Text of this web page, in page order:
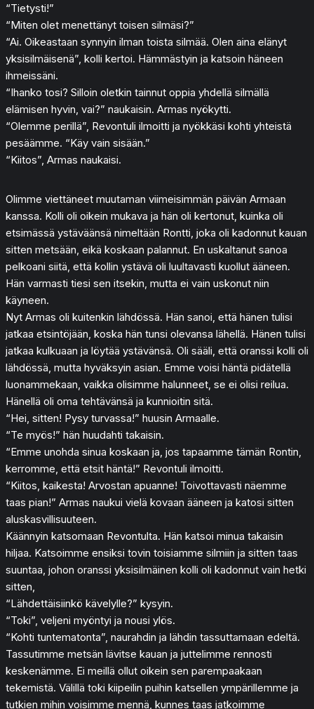
“Tietysti!”
“Miten olet menettänyt toisen silmäsi?”
“Ai. Oikeastaan synnyin ilman toista silmää. Olen aina elänyt
yksisilmäisenä”, kolli kertoi. Hämmästyin ja katsoin häneen
ihmeissäni.
“Ihanko tosi? Silloin oletkin tainnut oppia yhdellä silmällä
elämisen hyvin, vai?” naukaisin. Armas nyökytti.
“Olemme perillä”, Revontuli ilmoitti ja nyökkäsi kohti yhteistä
pesäämme. “Käy vain sisään.”
“Kiitos”, Armas naukaisi.
Olimme viettäneet muutaman viimeisimmän päivän Armaan
kanssa. Kolli oli oikein mukava ja hän oli kertonut, kuinka oli
etsimässä ystäväänsä nimeltään Rontti, joka oli kadonnut kauan
sitten metsään, eikä koskaan palannut. En uskaltanut sanoa
pelkoani siitä, että kollin ystävä oli luultavasti kuollut ääneen.
Hän varmasti tiesi sen itsekin, mutta ei vain uskonut niin
käyneen.
Nyt Armas oli kuitenkin lähdössä. Hän sanoi, että hänen tulisi
jatkaa etsintöjään, koska hän tunsi olevansa lähellä. Hänen tulisi
jatkaa kulkuaan ja löytää ystävänsä. Oli sääli, että oranssi kolli oli
lähdössä, mutta hyväksyin asian. Emme voisi häntä pidätellä
luonammekaan, vaikka olisimme halunneet, se ei olisi reilua.
Hänellä oli oma tehtävänsä ja kunnioitin sitä.
“Hei, sitten! Pysy turvassa!” huusin Armaalle.
“Te myös!” hän huudahti takaisin.
“Emme unohda sinua koskaan ja, jos tapaamme tämän Rontin,
kerromme, että etsit häntä!” Revontuli ilmoitti.
“Kiitos, kaikesta! Arvostan apuanne! Toivottavasti näemme
taas pian!” Armas naukui vielä kovaan ääneen ja katosi sitten
aluskasvillisuuteen.
Käännyin katsomaan Revontulta. Hän katsoi minua takaisin
hiljaa. Katsoimme ensiksi tovin toisiamme silmiin ja sitten taas
suuntaa, johon oranssi yksisilmäinen kolli oli kadonnut vain hetki
sitten,
“Lähdettäisiinkö kävelylle?” kysyin.
“Toki”, veljeni myöntyi ja nousi ylös.
“Kohti tuntematonta”, naurahdin ja lähdin tassuttamaan edeltä.
Tassutimme metsän lävitse kauan ja juttelimme rennosti
keskenämme. Ei meillä ollut oikein sen parempaakaan
tekemistä. Välillä toki kiipeilin puihin katsellen ympärillemme ja
tutkien mihin voisimme mennä, kunnes taas jatkoimme